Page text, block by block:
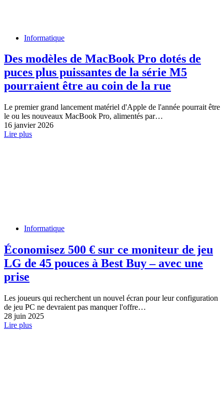
Informatique
Des modèles de MacBook Pro dotés de
puces plus puissantes de la série M5
pourraient être au coin de la rue
Le premier grand lancement matériel d'Apple de l'année pourrait être
le ou les nouveaux MacBook Pro, alimentés par…
16 janvier 2026
Lire plus
Informatique
Économisez 500 € sur ce moniteur de jeu
LG de 45 pouces à Best Buy – avec une
prise
Les joueurs qui recherchent un nouvel écran pour leur configuration
de jeu PC ne devraient pas manquer l'offre…
28 juin 2025
Lire plus